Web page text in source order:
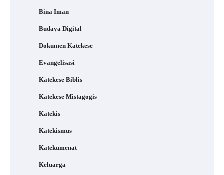
Bina Iman
Budaya Digital
Dokumen Katekese
Evangelisasi
Katekese Biblis
Katekese Mistagogis
Katekis
Katekismus
Katekumenat
Keluarga